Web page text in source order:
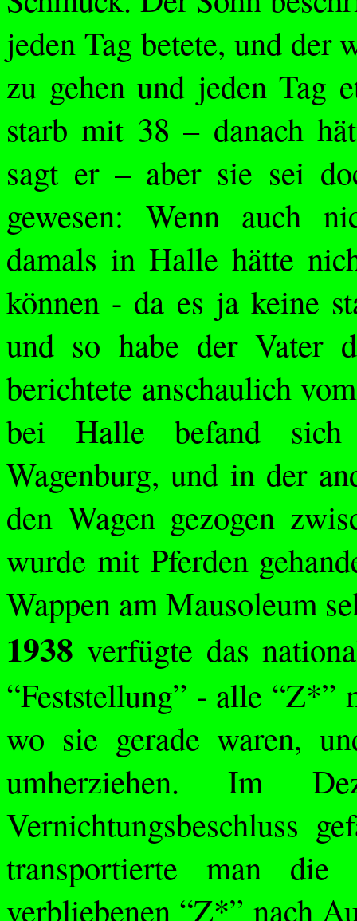
jeden Tag betete, und der
zu gehen und jeden Tag
starb mit 38 – danach
sagt er – aber sie sei
gewesen: Wenn auch
damals in Halle hätte
können - da es ja keine
und so habe der Vater
berichtete anschaulich
bei Halle befand
Wagenburg, und in der
den Wagen gezogen
wurde mit Pferden
Wappen am Mausoleum
1938 verfügte das
“Feststellung” - alle “Z*”
wo sie gerade waren,
umherziehen. Im
Vernichtungsbeschluss
transportierte man die
verbliebenen “Z*” nach